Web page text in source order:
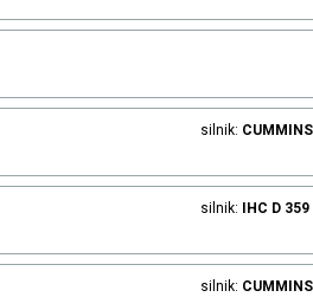
silnik: CUMMINS
silnik: IHC D 359
silnik: CUMMINS